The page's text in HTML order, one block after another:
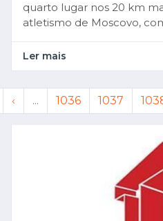
quarto lugar nos 20 km
atletismo de Moscovo,
Ler mais
‹ ... 1036 1037